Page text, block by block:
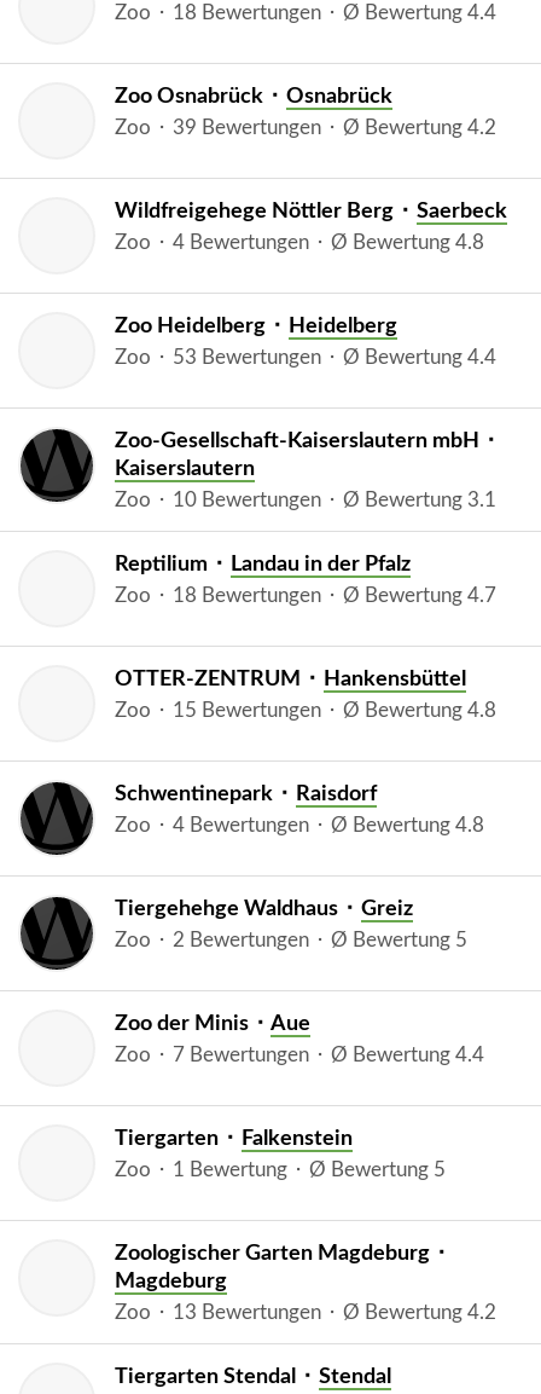
Zoo ⬝ 18 Bewertungen ⬝ Ø Bewertung 4.4
Zoo Osnabrück ⬝ Osnabrück
Zoo ⬝ 39 Bewertungen ⬝ Ø Bewertung 4.2
Wildfreigehege Nöttler Berg ⬝ Saerbeck
Zoo ⬝ 4 Bewertungen ⬝ Ø Bewertung 4.8
Zoo Heidelberg ⬝ Heidelberg
Zoo ⬝ 53 Bewertungen ⬝ Ø Bewertung 4.4
Zoo-Gesellschaft-Kaiserslautern mbH ⬝
Kaiserslautern
Zoo ⬝ 10 Bewertungen ⬝ Ø Bewertung 3.1
Reptilium ⬝ Landau in der Pfalz
Zoo ⬝ 18 Bewertungen ⬝ Ø Bewertung 4.7
OTTER-ZENTRUM ⬝ Hankensbüttel
Zoo ⬝ 15 Bewertungen ⬝ Ø Bewertung 4.8
Schwentinepark ⬝ Raisdorf
Zoo ⬝ 4 Bewertungen ⬝ Ø Bewertung 4.8
Tiergehehge Waldhaus ⬝ Greiz
Zoo ⬝ 2 Bewertungen ⬝ Ø Bewertung 5
Zoo der Minis ⬝ Aue
Zoo ⬝ 7 Bewertungen ⬝ Ø Bewertung 4.4
Tiergarten ⬝ Falkenstein
Zoo ⬝ 1 Bewertung ⬝ Ø Bewertung 5
Zoologischer Garten Magdeburg ⬝
Magdeburg
Zoo ⬝ 13 Bewertungen ⬝ Ø Bewertung 4.2
Tiergarten Stendal ⬝ Stendal